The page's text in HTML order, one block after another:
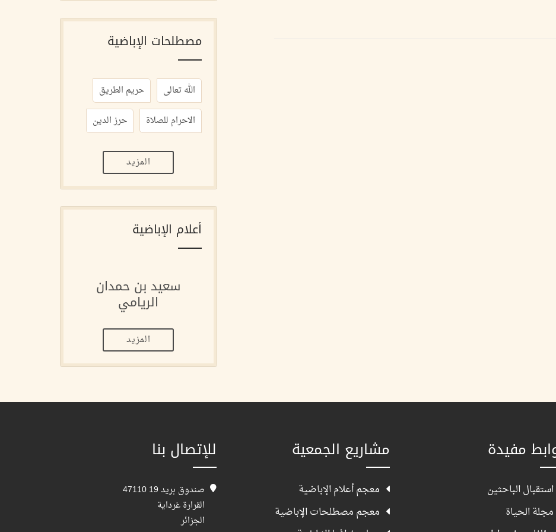
مصطلحات الإباضية
الله تعالى
حريم الطريق
الاحرام للصلاة
حرز الدين
المزيد
أعلام الإباضية
سعيد بن حمدان
الريامي
المزيد
مفيدة
استقبال الباحثين
مجلة الحياة
مشاريع الجمعية
معجم أعلام الإباضية
معجم مصطلحات الإباضية
للإتصال بنا
صندوق بريد 19 47110
القرارة غرداية
الجزائر